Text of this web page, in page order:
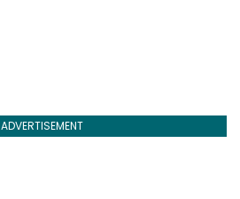
ADVERTISEMENT